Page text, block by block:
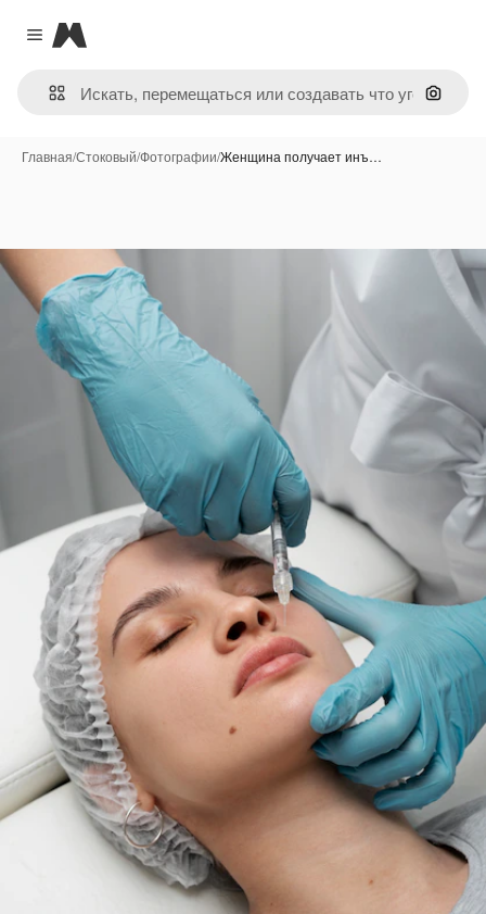
Close menu
Magnific
Поиск
Главная/Стоковый/Фотографии/Женщина получает инъ…